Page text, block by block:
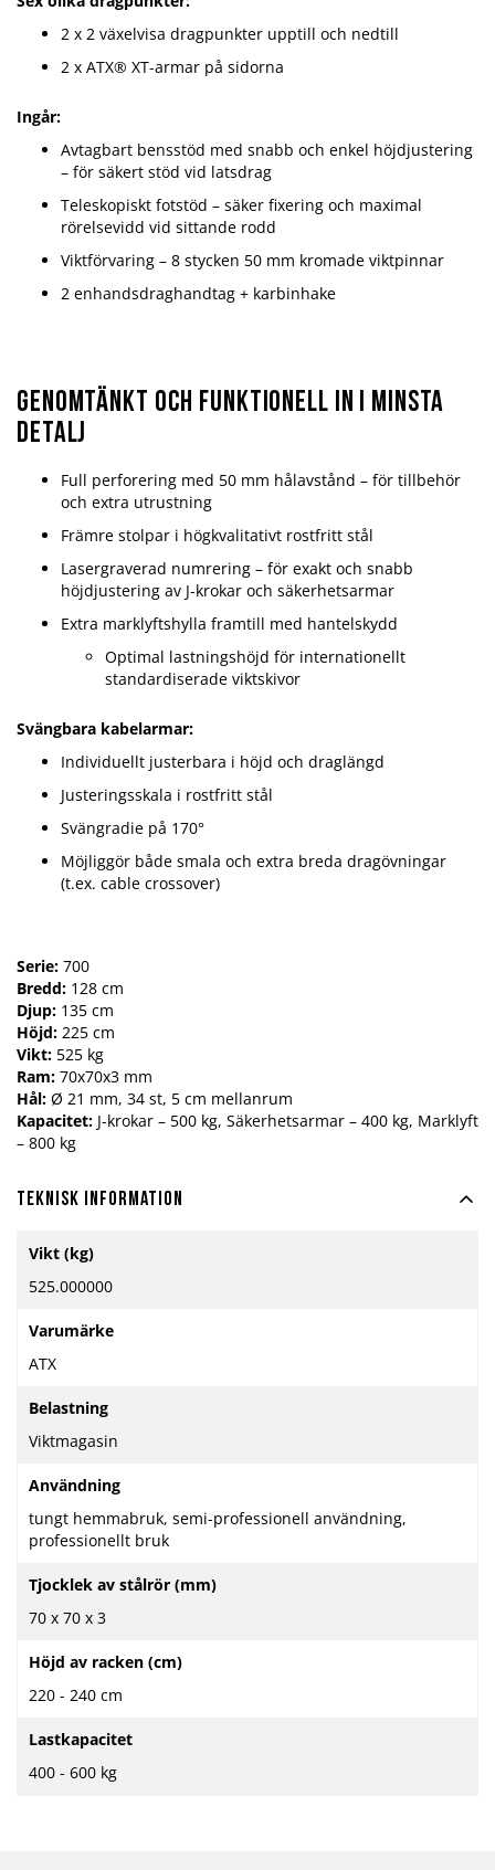
2 x 2 växelvisa dragpunkter upptill och nedtill
2 x ATX® XT-armar på sidorna
Ingår:
Avtagbart bensstöd med snabb och enkel höjdjustering
– för säkert stöd vid latsdrag
Teleskopiskt fotstöd – säker fixering och maximal
rörelsevidd vid sittande rodd
Viktförvaring – 8 stycken 50 mm kromade viktpinnar
2 enhandsdraghandtag + karbinhake
GENOMTÄNKT OCH FUNKTIONELL IN I MINSTA
DETALJ
Full perforering med 50 mm hålavstånd – för tillbehör
och extra utrustning
Främre stolpar i högkvalitativt rostfritt stål
Lasergraverad numrering – för exakt och snabb
höjdjustering av J-krokar och säkerhetsarmar
Extra marklyftshylla framtill med hantelskydd
Optimal lastningshöjd för internationellt
standardiserade viktskivor
Svängbara kabelarmar:
Individuellt justerbara i höjd och draglängd
Justeringsskala i rostfritt stål
Svängradie på 170°
Möjliggör både smala och extra breda dragövningar
(t.ex. cable crossover)
Serie: 700
Bredd: 128 cm
Djup: 135 cm
Höjd: 225 cm
Vikt: 525 kg
Ram: 70x70x3 mm
Hål: Ø 21 mm, 34 st, 5 cm mellanrum
Kapacitet: J-krokar – 500 kg, Säkerhetsarmar – 400 kg, Marklyft
– 800 kg
Teknisk information
information
Vikt (kg)
525.000000
Varumärke
ATX
Belastning
Viktmagasin
Användning
tungt hemmabruk, semi-professionell användning,
professionellt bruk
Tjocklek av stålrör (mm)
70 x 70 x 3
Höjd av racken (cm)
220 - 240 cm
Lastkapacitet
400 - 600 kg